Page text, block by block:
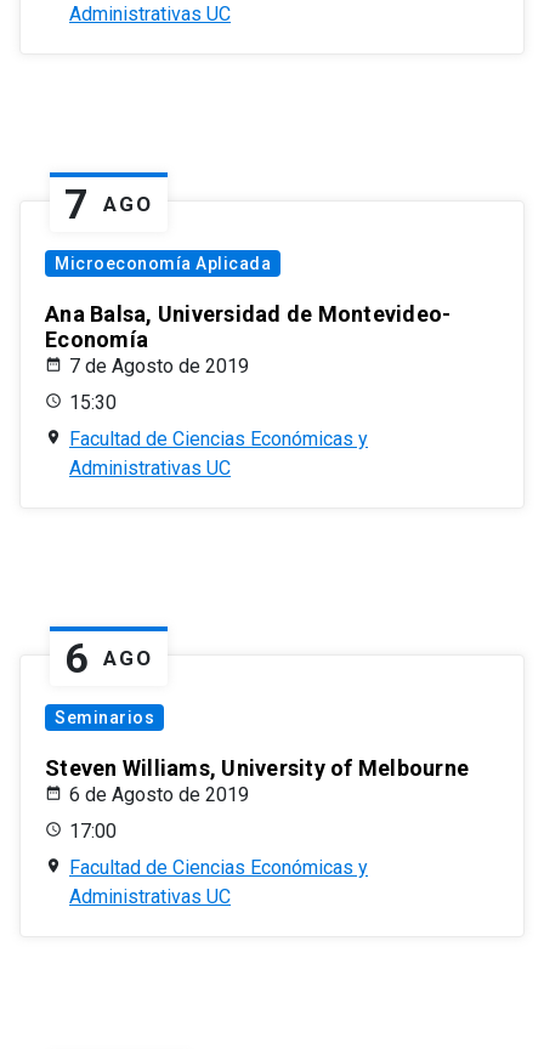
Administrativas UC
7 AGO
Microeconomía Aplicada
Ana Balsa, Universidad de Montevideo-
Economía
7 de Agosto de 2019
15:30
Facultad de Ciencias Económicas y
Administrativas UC
6 AGO
Seminarios
Steven Williams, University of Melbourne
6 de Agosto de 2019
17:00
Facultad de Ciencias Económicas y
Administrativas UC